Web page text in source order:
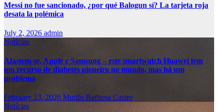
Messi no fue sancionado, ¿por qué Balogun sí? La tarjeta roja
desata la polémica
July 2, 2026 admin
Notícias
Afastem-se, Apple e Samsung – este smartwatch Huawei tem
um recurso de diabetes pioneiro no mundo, mas há um
problema
February 13, 2026 Murilo Barbosa Castro
Notícias